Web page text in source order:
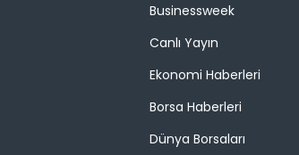
Businessweek
Canlı Yayın
Ekonomi Haberleri
Borsa Haberleri
Dünya Borsaları